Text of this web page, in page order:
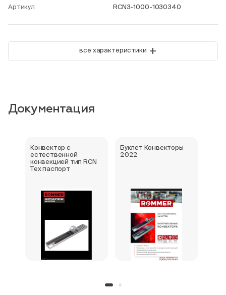
Артикул RCN3-1000-1030340
все характеристики +
Документация
Конвектор с
естественной
конвекцией тип RCN
Тех паспорт
Буклет Конвекторы
2022